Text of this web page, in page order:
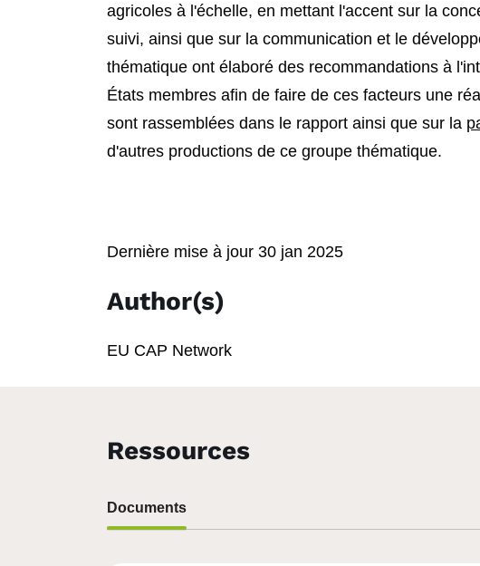
agricoles à l'échelle, en mettant l'accent sur la
suivi, ainsi que sur la communication et le
thématique ont élaboré des recommandations à
États membres afin de faire de ces facteurs une
sont rassemblées dans le rapport ainsi que sur la
d'autres productions de ce groupe thématique.
Dernière mise à jour 30 jan 2025
Author(s)
EU CAP Network
Ressources
Documents